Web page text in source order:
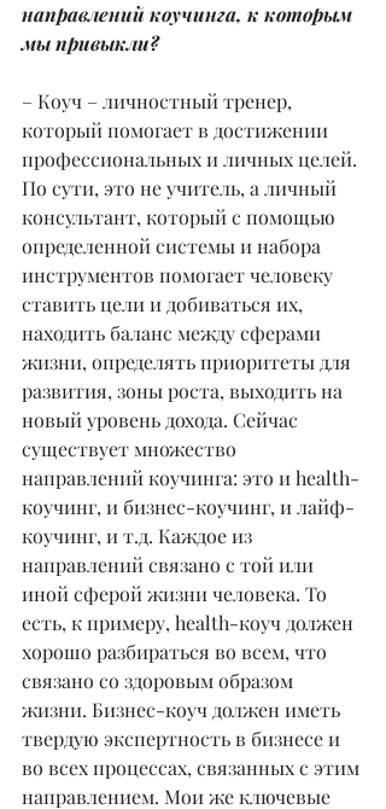
направлений коучинга, к которым
мы привыкли?
– Коуч – личностный тренер,
который помогает в достижении
профессиональных и личных целей.
По сути, это не учитель, а личный
консультант, который с помощью
определенной системы и набора
инструментов помогает человеку
ставить цели и добиваться их,
находить баланс между сферами
жизни, определять приоритеты для
развития, зоны роста, выходить на
новый уровень дохода. Сейчас
существует множество
направлений коучинга: это и health-
коучинг, и бизнес-коучинг, и лайф-
коучинг, и т.д. Каждое из
направлений связано с той или
иной сферой жизни человека. То
есть, к примеру, health-коуч должен
хорошо разбираться во всем, что
связано со здоровым образом
жизни. Бизнес-коуч должен иметь
твердую экспертность в бизнесе и
во всех процессах, связанных с этим
направлением. Мои же ключевые